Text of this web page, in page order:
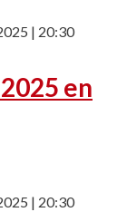
| 20:30
en
| 20:30